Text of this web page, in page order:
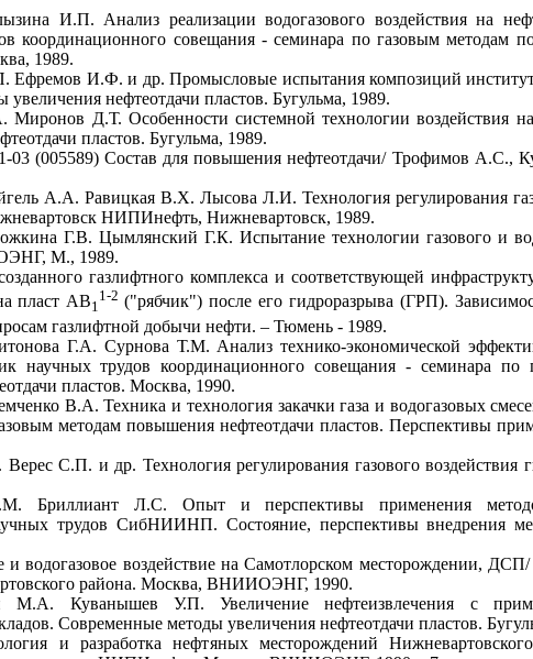
И.П. Анализ реализации водогазового воздействия на
координационного совещания - семинара по газовым методам
1989.
И.Ф. и др. Промысловые испытания композиций
нефтеотдачи пластов. Бугульма, 1989.
Д.Т. Особенности системной технологии воздействия на
пластов. Бугульма, 1989.
03 (005589) Состав для повышения нефтеотдачи/ Трофимов
А.А. Равицкая В.Х. Лысова Л.И. Технология регулирования
НИПИнефть, Нижневартовск, 1989.
Г.В. Цымлянский Г.К. Испытание технологии газового и
М., 1989.
газлифтного комплекса и соответствующей
пласт AB1
1-2 ("рябчик") после его гидроразрыва (ГРП).
газлифтной добычи нефти. – Тюмень - 1989.
Г.А. Сурнова Т.М. Анализ технико-экономической
научных трудов координационного совещания - семинара по
пластов. Москва, 1990.
В.А. Техника и технология закачки газа и водогазовых
методам повышения нефтеотдачи пластов. Перспективы
С.П. и др. Технология регулирования газового
Л.С. Опыт и перспективы применения
трудов СибНИИНП. Состояние, перспективы внедрения
водогазовое воздействие на Самотлорском месторождении,
района. Москва, ВНИИОЭНГ, 1990.
Куванышев У.П. Увеличение нефтеизвлечения с
Современные методы увеличения нефтеотдачи пластов.
и разработка нефтяных месторождений